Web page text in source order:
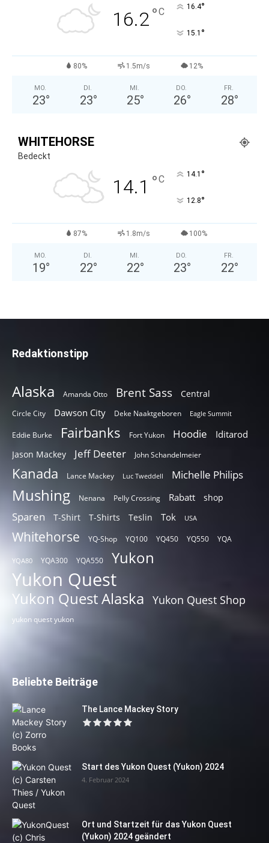
16.2°C 16.4°
15.1 °
80% 1.5m/s 12%
MO.
23°
DI.
23°
MI.
25°
DO.
26°
FR.
28°
WHITEHORSE
Bedeckt
14.1 °C 14.1 °
12.8°
87% 1.8m/s 100%
MO.
19°
DI.
22°
MI.
22°
DO.
23°
FR.
22°
Redaktionstipp
Alaska Amanda Otto Brent Sass Central
Circle City Dawson City Deke Naaktgeboren Eagle Summit
Eddie Burke Fairbanks Fort Yukon Hoodie Iditarod
Jason Mackey Jeff Deeter John Schandelmeier
Kanada Lance Mackey Luc Tweddell Michelle Philips
Mushing Nenana Pelly Crossing Rabatt shop
Sparen T-Shirt T-Shirts Teslin Tok USA
Whitehorse YQ-Shop YQ100 YQ450 YQ550 YQA
YQA80 YQA300 YQA550 Yukon
Yukon Quest
Yukon Quest Alaska Yukon Quest Shop
yukon quest yukon
Beliebte Beiträge
The Lance Mackey Story
Start des Yukon Quest (Yukon) 2024
4. Februar 2024
Ort und Startzeit für das Yukon Quest
(Yukon) 2024 geändert